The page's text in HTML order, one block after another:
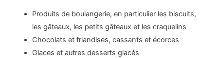
Produits de boulangerie, en particulier les biscuits,
les gâteaux, les petits gâteaux et les craquelins
Chocolats et friandises, cassants et écorces
Glaces et autres desserts glacés